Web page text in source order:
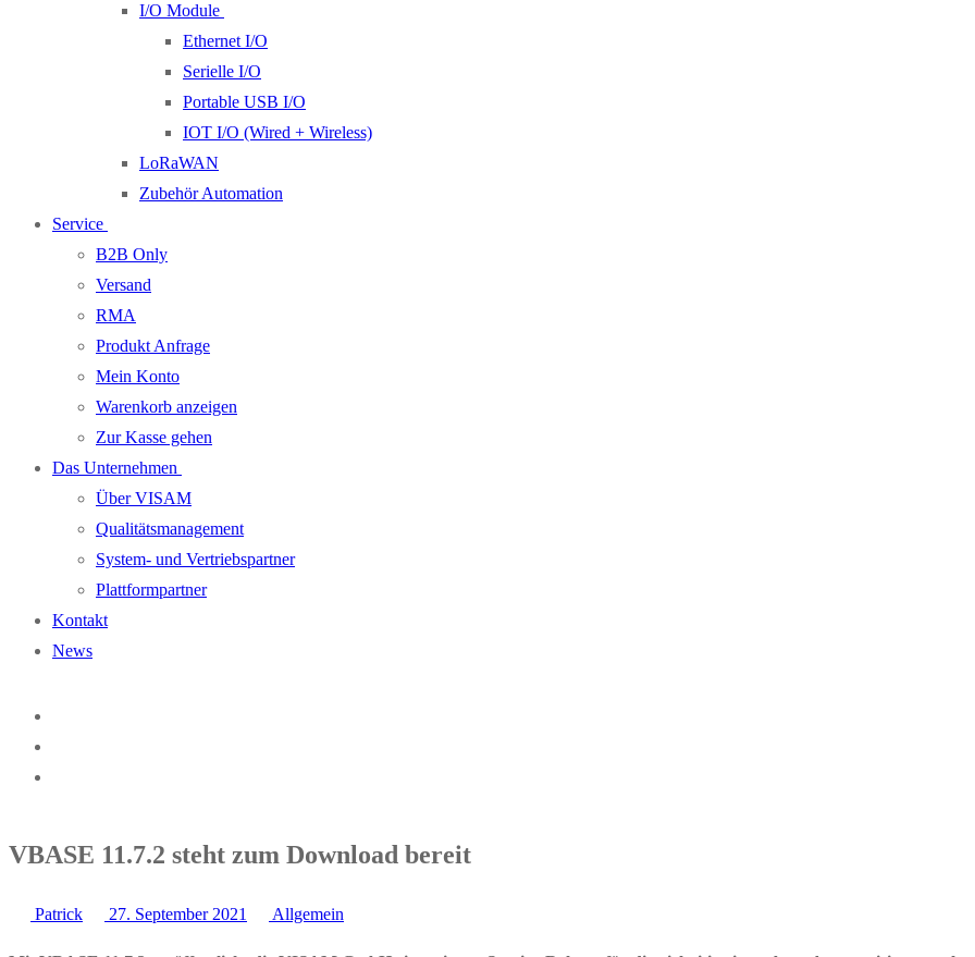
I/O Module
Ethernet I/O
Serielle I/O
Portable USB I/O
IOT I/O (Wired + Wireless)
LoRaWAN
Zubehör Automation
Service
B2B Only
Versand
RMA
Produkt Anfrage
Mein Konto
Warenkorb anzeigen
Zur Kasse gehen
Das Unternehmen
Über VISAM
Qualitätsmanagement
System- und Vertriebspartner
Plattformpartner
Kontakt
News
VBASE 11.7.2 steht zum Download bereit
Patrick 27. September 2021 Allgemein